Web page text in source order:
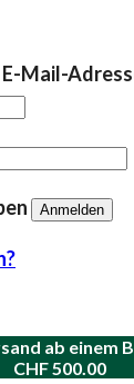
Mail-
Anmelden
ab einem
CHF500.00